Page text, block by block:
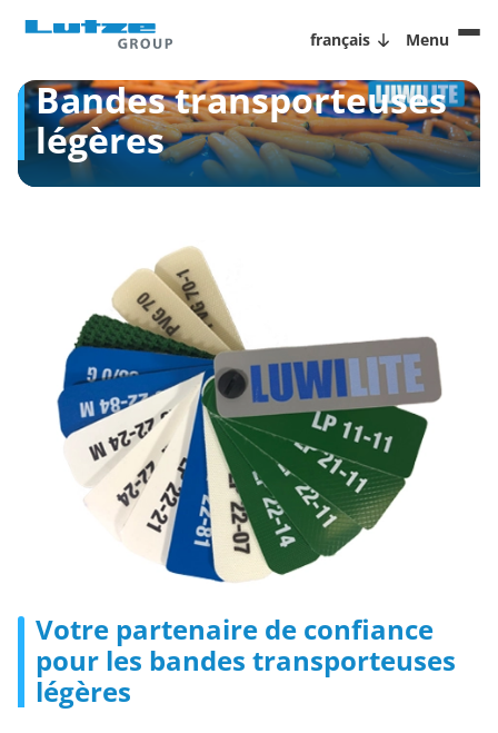
français Menu
Bandes transporteuses
légères
Votre partenaire de confiance
pour les bandes transporteuses
légères